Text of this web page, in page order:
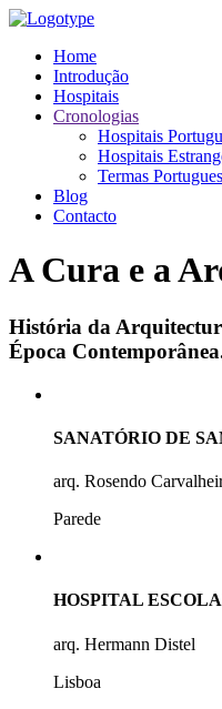
Home
Introdução
Hospitais
Cronologias
Hospitais
Hospitais
Termas
Blog
Contacto
A Cura e a
História da
Época
SANATÓRIO DE
arq. Rosendo
Parede
HOSPITAL
arq. Hermann Distel
Lisboa